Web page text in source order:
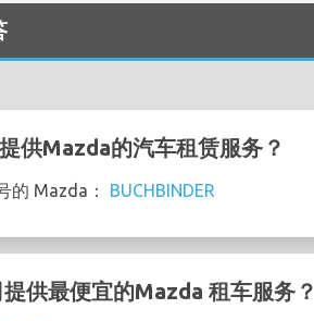
供Mazda的汽车租赁服务？
的 Mazda： BUCHBINDER
供最便宜的Mazda 租车服务？